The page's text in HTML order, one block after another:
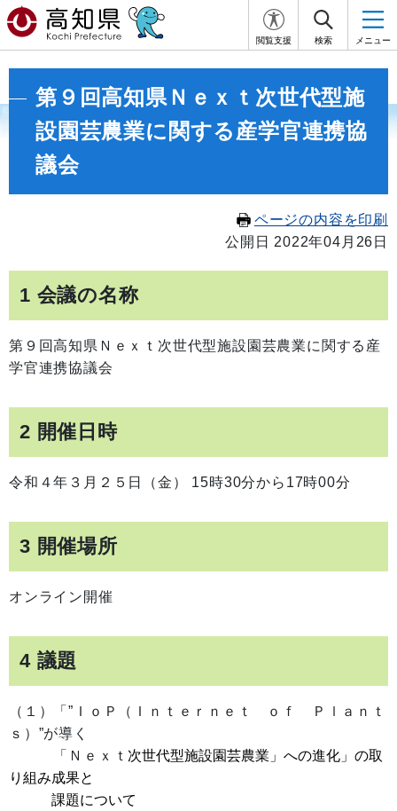
閲覧支援 検索 メニュー
第９回高知県Ｎｅｘｔ次世代型施
設園芸農業に関する産学官連携協
議会
ページの内容を印刷
公開日 2022年04月26日
1 会議の名称
第９回高知県Ｎｅｘｔ次世代型施設園芸農業に関する産
学官連携協議会
2 開催日時
令和４年３月２５日（金） 15時30分から17時00分
3 開催場所
オンライン開催
4 議題
（１）「”ＩｏＰ（Ｉｎｔｅｒｎｅｔ ｏｆ Ｐｌａｎｔ
ｓ）”が導く
「Ｎｅｘｔ 次世代型施設園芸農業」への進化」の取
り組み成果と
課題について